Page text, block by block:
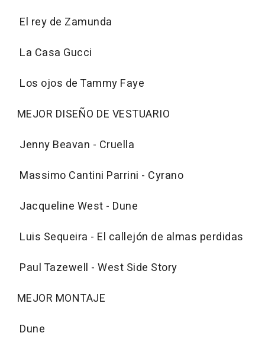
El rey de Zamunda
La Casa Gucci
Los ojos de Tammy Faye
MEJOR DISEÑO DE VESTUARIO
Jenny Beavan - Cruella
Massimo Cantini Parrini - Cyrano
Jacqueline West - Dune
Luis Sequeira - El callejón de almas perdidas
Paul Tazewell - West Side Story
MEJOR MONTAJE
Dune